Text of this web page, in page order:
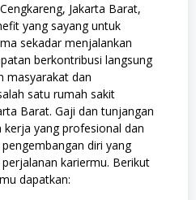
Jakarta Barat,
yang sayang untuk
sekadar menjalankan
berkontribusi langsung
masyarakat dan
satu rumah sakit
Barat. Gaji dan tunjangan
yang profesional dan
diri yang
kariermu. Berikut
dapatkan: